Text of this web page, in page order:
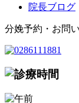
院長ブログ
分娩予約・お問